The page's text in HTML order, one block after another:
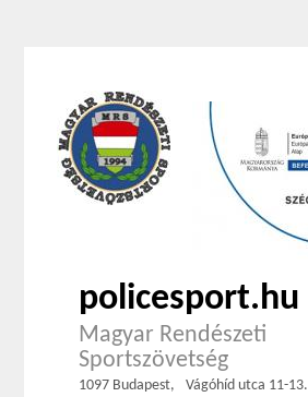
policesport.hu
Magyar Rendészeti
Sportszövetség
1097 Budapest,
Vágóhíd utca 11-13.